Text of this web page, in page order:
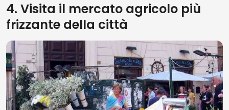
4. Visita il mercato agricolo più
frizzante della città